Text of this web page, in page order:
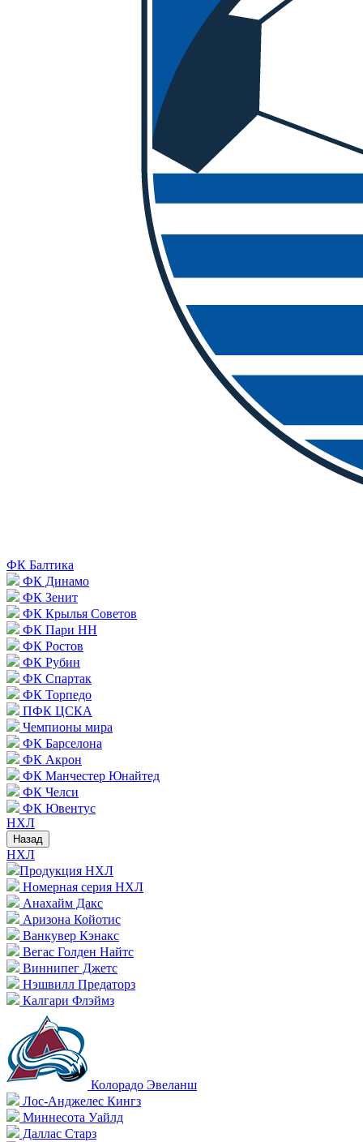
ФК Балтика
ФК Динамо
ФК Зенит
ФК Крылья Советов
ФК Пари НН
ФК Ростов
ФК Рубин
ФК Спартак
ФК Торпедо
ПФК ЦСКА
Чемпионы мира
ФК Барселона
ФК Акрон
ФК Манчестер Юнайтед
ФК Челси
ФК Ювентус
НХЛ
Назад
НХЛ
Продукция НХЛ
Номерная серия НХЛ
Анахайм Дакс
Аризона Койотис
Ванкувер Кэнакс
Вегас Голден Найтс
Виннипег Джетс
Нэшвилл Предаторз
Калгари Флэймз
Колорадо Эвеланш
Лос-Анджелес Кингз
Миннесота Уайлд
Даллас Старз